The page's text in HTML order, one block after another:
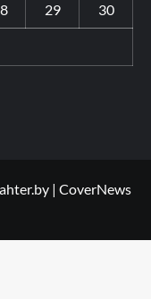
29 30
| CoverNews